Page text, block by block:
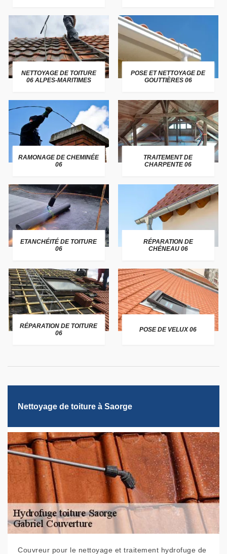
NETTOYAGE DE TOITURE
06 ALPES-MARITIMES
POSE ET NETTOYAGE DE
GOUTTIÈRES 06
RAMONAGE DE CHEMINÉE
06
TRAITEMENT DE
CHARPENTE 06
ETANCHÉITÉ DE TOITURE
06
RÉPARATION DE
CHÉNEAU 06
RÉPARATION DE TOITURE
06
POSE DE VELUX 06
Nettoyage de toiture à Saorge
Couvreur pour le nettoyage et traitement hydrofuge de